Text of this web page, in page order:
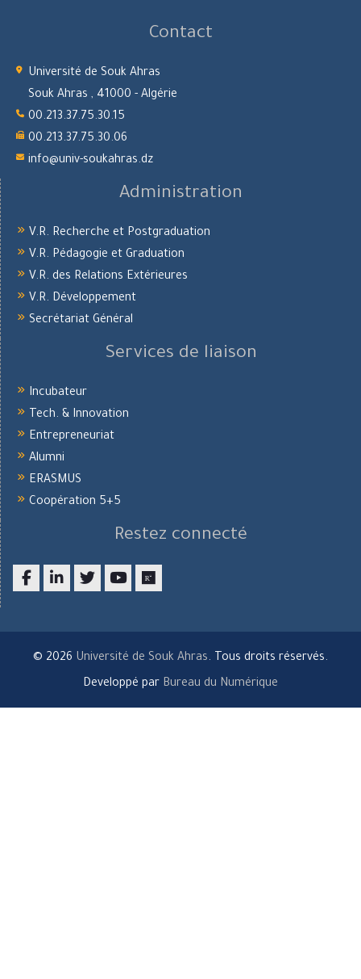
Contact
Université de Souk Ahras
Souk Ahras , 41000 - Algérie
00.213.37.75.30.15
00.213.37.75.30.06
info@univ-soukahras.dz
Administration
V.R. Recherche et Postgraduation
V.R. Pédagogie et Graduation
V.R. des Relations Extérieures
V.R. Développement
Secrétariat Général
Services de liaison
Incubateur
Tech. & Innovation
Entrepreneuriat
Alumni
ERASMUS
Coopération 5+5
Restez connecté
© 2026 Université de Souk Ahras. Tous droits réservés.
Developpé par Bureau du Numérique